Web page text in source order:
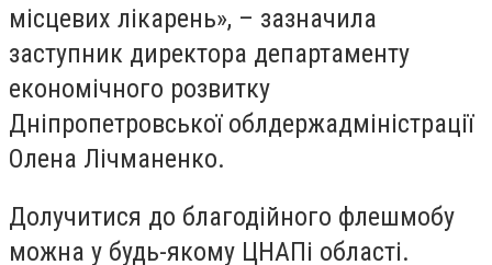
місцевих лікарень», – зазначила
заступник директора департаменту
економічного розвитку
Дніпропетровської облдержадміністрації
Олена Лічманенко.
Долучитися до благодійного флешмобу
можна у будь-якому ЦНАПі області.